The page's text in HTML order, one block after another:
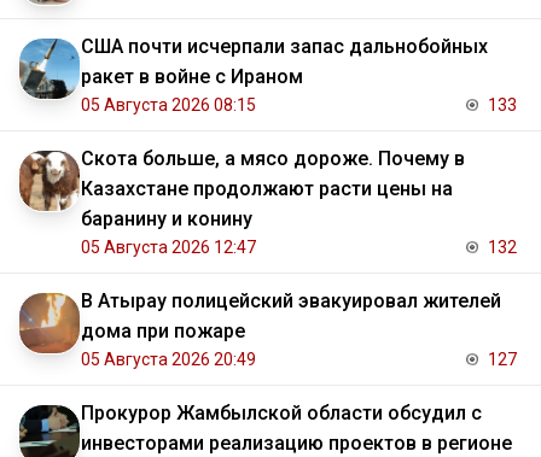
США почти исчерпали запас дальнобойных
ракет в войне с Ираном
05 Августа 2026 08:15 133
Скота больше, а мясо дороже. Почему в
Казахстане продолжают расти цены на
баранину и конину
05 Августа 2026 12:47 132
В Атырау полицейский эвакуировал жителей
дома при пожаре
05 Августа 2026 20:49 127
Прокурор Жамбылской области обсудил с
инвесторами реализацию проектов в регионе